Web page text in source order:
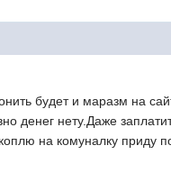
будет и маразм на
денег нету.Даже
на комуналку приду